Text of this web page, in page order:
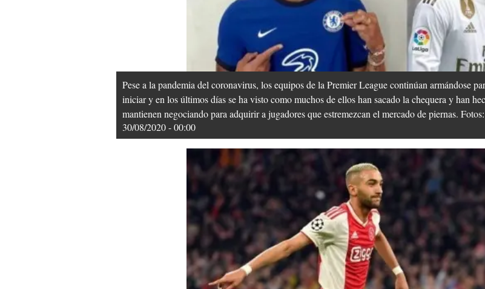
Pese a la pandemia del coronavirus, los equipos de la Premier League continúan armándose
iniciar y en los últimos días se ha visto como muchos de ellos han sacado la chequera y han
mantienen negociando para adquirir a jugadores que estremezcan el mercado de piernas.
30/08/2020 - 00:00